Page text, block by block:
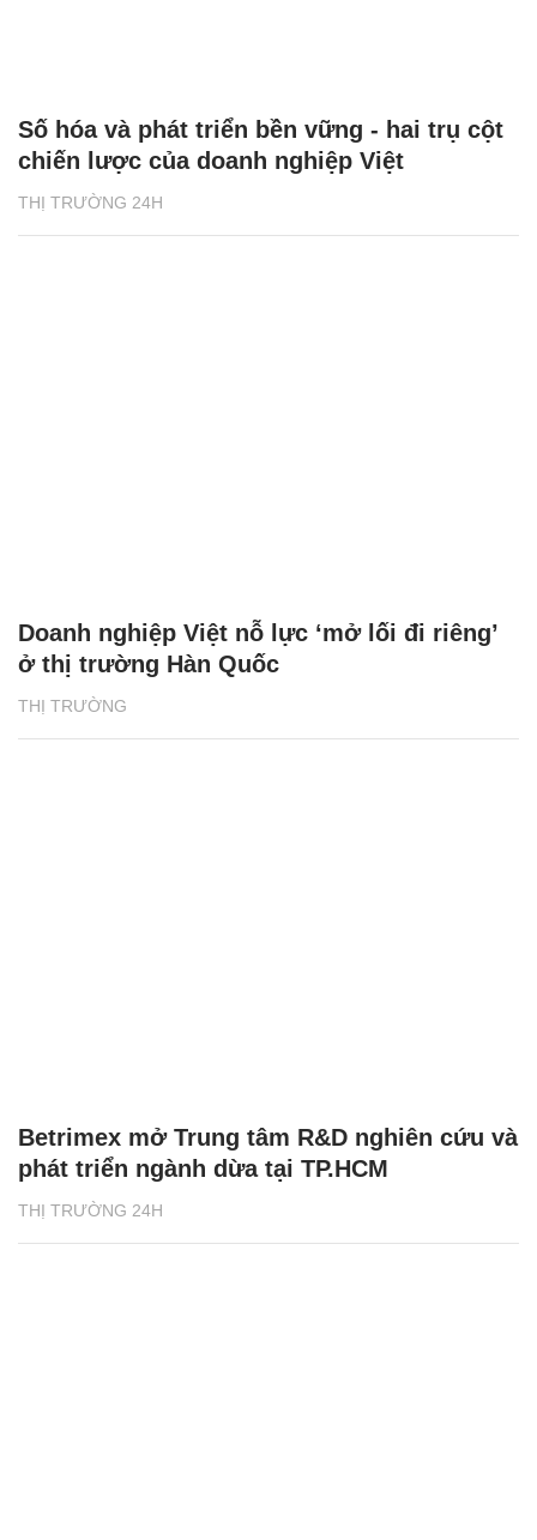
THỊ TRƯỜNG 24H
Số hóa và phát triển bền vững - hai trụ cột
chiến lược của doanh nghiệp Việt
THỊ TRƯỜNG
Doanh nghiệp Việt nỗ lực ‘mở lối đi riêng’
ở thị trường Hàn Quốc
THỊ TRƯỜNG 24H
Betrimex mở Trung tâm R&D nghiên cứu và
phát triển ngành dừa tại TP.HCM